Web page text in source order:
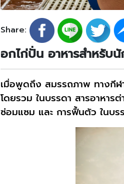
Share:
อกไก่ปั่น อาหารสำหรับ
เมื่อพูดถึง สมรรถภาพ ทางกีฬ
โดยรวม ในบรรดา สารอาหา
ซ่อมแซม และ การฟื้นตัว ในบร